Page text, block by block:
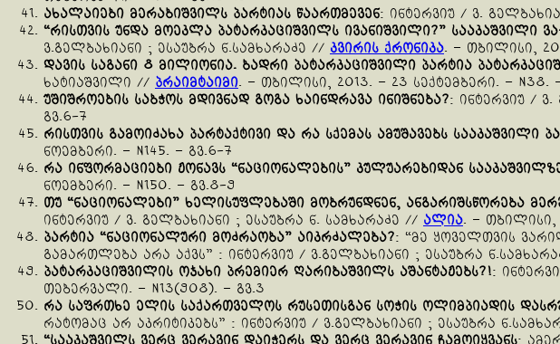
ახალაიები მერაბიშვილს პარტიას წაართმევენ: ინტერვიუ / ვ.
“რისთვის უნდა მოეკლა პატარკაციშვილს ივანიშვილი?” სააკაშვილი ვა
ვ.გელბახიანი ; ესაუბრა ნ.სამხარაძე // კვირის ქრონიკა. – თბილისი,
დავის საგანი 8 მილიონია. ბადრი პატარკაციშვილი პარტია
ხატიაშვილი // პრაიმტაიმი. – თბილისი, 2013. – 23 სექტემბერი. – N38.
უშიშროების საბჭოს მდივნად გოგა ხაინდრავა ინიშნება?: ინტერვიუ /
გვ.6-7
რისთვის გამოიძახა პარტაქტივი და რა სქემას ამუშავებს სააკაშვილი
ნოემბერი. – N145. – გვ.6-7
რა ინფორმაციები ჟონავს “ნაციონალების” კულუარებიდან
ნოემბერი. – N150. – გვ.8-9
თუ “ნაციონალები” ხელისუფლებაში მობრუნდნენ, ანგარიშსწორება
ინტერვიუ / ვ. გელბახიანი ; ესაუბრა ნ. სამხარაძე // ალია. – თბილისი,
პარტია “ნაციონალური მოძრაობა” აიკრძალება?: “მე ყოველთვის
გამართლება არა აქვს” : ინტერვიუ / ვ.გელბახიანი ; ესაუბრა
პატარკაციშვილის ოჯახი პრემიერ ღარიბაშვილს აშანტაჟებს?!:
თებერვალი. – N13(908). – გვ.3
რა საფრთხე ელის საქართველოს რუსეთისგან სოჭის ოლიმპიადის
რატომაც არ აკრიტიკებს” : ინტერვიუ / ვ.გელბახიანი ; ესაუბრა